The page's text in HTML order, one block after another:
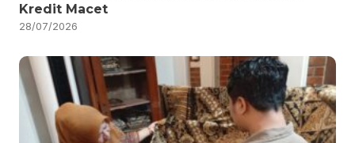
Kredit Macet
28/07/2026